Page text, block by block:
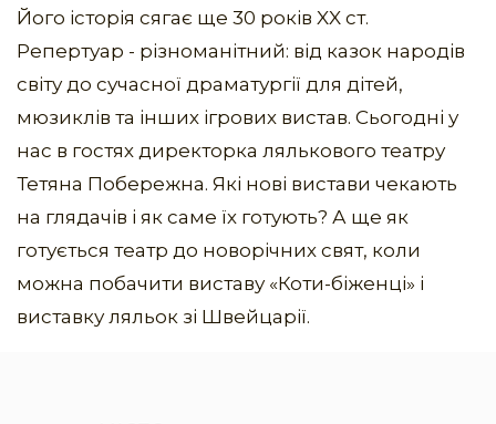
Його історія сягає ще 30 років XX ст.
Репертуар - різноманітний: від казок народів
світу до сучасної драматургії для дітей,
мюзиклів та інших ігрових вистав. Сьогодні у
нас в гостях директорка лялькового театру
Тетяна Побережна. Які нові вистави чекають
на глядачів і як саме їх готують? А ще як
готується театр до новорічних свят, коли
можна побачити виставу «Коти-біженці» і
виставку ляльок зі Швейцарії.